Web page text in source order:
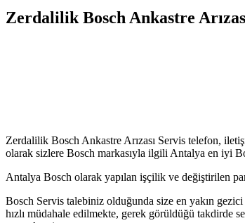
Zerdalilik Bosch Ankastre
Zerdalilik Bosch Ankastre Arızası Servis telefon,
olarak sizlere Bosch markasıyla ilgili Antalya en iyi
Antalya Bosch olarak yapılan işçilik ve değiştirilen
Bosch Servis talebiniz olduğunda size en yakın
hızlı müdahale edilmekte, gerek görüldüğü takdirde